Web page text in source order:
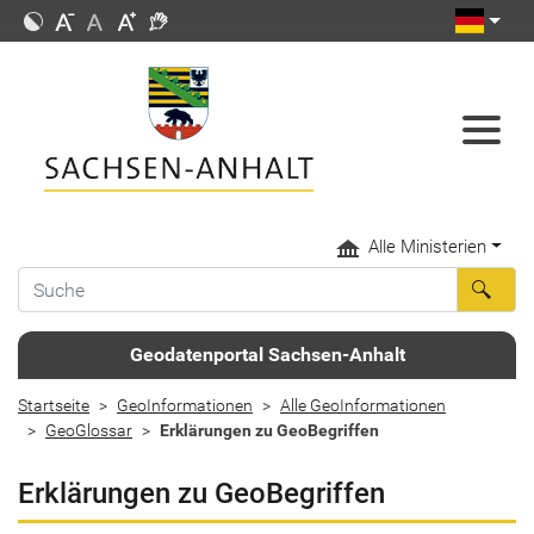
Alle Ministerien
Geodatenportal Sachsen-Anhalt
Startseite GeoInformationen
Alle GeoInformationen
GeoGlossar
Erklärungen zu GeoBegriffen
Erklärungen zu GeoBegriffen